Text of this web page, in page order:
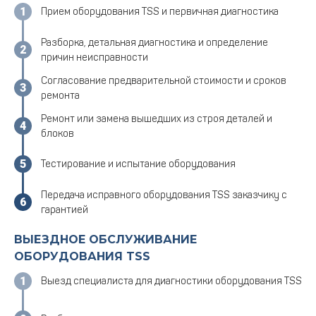
Прием оборудования TSS и первичная диагностика
Разборка, детальная диагностика и определение
причин неисправности
Согласование предварительной стоимости и сроков
ремонта
Ремонт или замена вышедших из строя деталей и
блоков
Тестирование и испытание оборудования
Передача исправного оборудования TSS заказчику с
гарантией
ВЫЕЗДНОЕ ОБСЛУЖИВАНИЕ
ОБОРУДОВАНИЯ TSS
Выезд специалиста для диагностики оборудования TSS